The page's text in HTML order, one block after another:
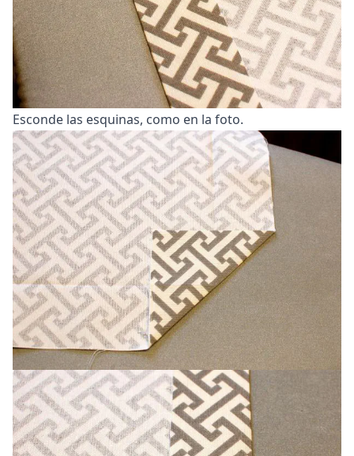
Esconde las esquinas, como en la foto.